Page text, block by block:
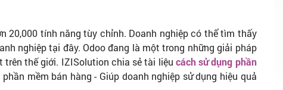
20,000 tính năng tùy chỉnh. Doanh nghiệp có thể tìm thấy
nghiệp tại đây. Odoo đang là một trong những giải pháp
trên thế giới. IZISolution chia sẻ tài liệu cách sử dụng phần
mềm bán hàng - Giúp doanh nghiệp sử dụng hiệu quả